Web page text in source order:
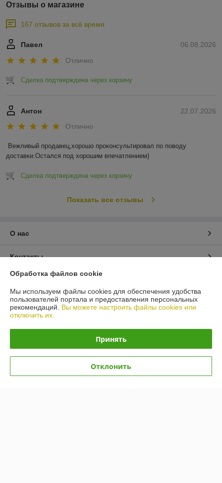
Отзывы о магазине
167 отзывов за всё время
06.08.2026
Павел
Отлично
Сделка подтверждена через корзину
22.07.2026
Антон
Отлично
Вежливый продавец,хорошо проконсультировал по поводу
доставки.Остался под хорошим впечатлением)
Сделка подтверждена через корзину
Показать все отзывы
О нас
Контакты
Доставка и оплата
График работы
Политика обработки cookies
Обработка файлов cookie
Мы используем файлы cookies для обеспечения удобства
пользователей портала и предоставления персональных
рекомендаций. Вы можете настроить файлы cookies или
отключить их.
Принять
Отклонить